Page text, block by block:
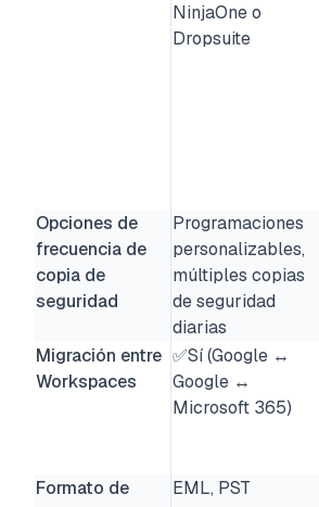
NinjaOne o
Dropsuite
Opciones de
frecuencia de
copia de
seguridad
Programaciones
personalizables,
múltiples copias
de seguridad
diarias
Migración entre
Workspaces
✅Sí (Google ↔
Google ↔
Microsoft 365)
Formato de
EML, PST